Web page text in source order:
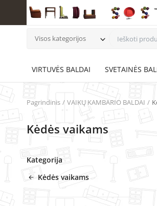
Visos kategorijos
VIRTUVĖS BALDAI SVETAINĖS
Pagrindinis VAIKŲ KAMBARIO BALDAI
Kėdės vaikams
Kategorija
Kėdės vaikams